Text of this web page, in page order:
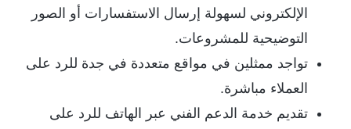
الإلكتروني لسهولة إرسال الاستفسارات أو الصور
التوضيحية للمشروعات.
تواجد ممثلين في مواقع متعددة في جدة للرد على
العملاء مباشرة.
تقديم خدمة الدعم الفني عبر الهاتف للرد على